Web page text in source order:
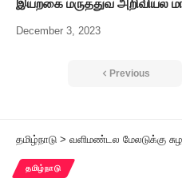
இயற்கை மருத்துவ அறிவியல்
December 3, 2023
Previous
தமிழ்நாடு > வளிமண்டல மேலடுக்கு சுழற்சி
தமிழ்நாடு